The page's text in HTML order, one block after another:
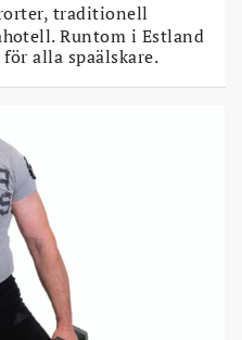
traditionell
Runtom i Estland
alla spaälskare.